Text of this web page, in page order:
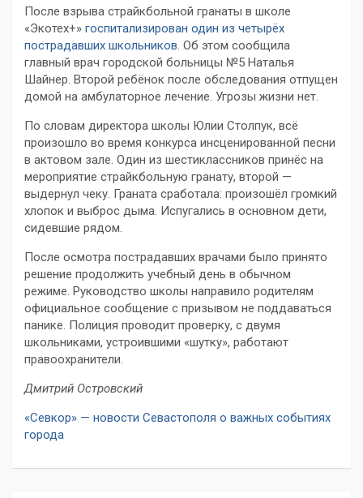
После взрыва страйкбольной гранаты в школе
«Экотех+» госпитализирован один из четырёх
пострадавших школьников. Об этом сообщила
главный врач городской больницы №5 Наталья
Шайнер. Второй ребёнок после обследования отпущен
домой на амбулаторное лечение. Угрозы жизни нет.
По словам директора школы Юлии Столпук, всё
произошло во время конкурса инсценированной песни
в актовом зале. Один из шестиклассников принёс на
мероприятие страйкбольную гранату, второй —
выдернул чеку. Граната сработала: произошёл громкий
хлопок и выброс дыма. Испугались в основном дети,
сидевшие рядом.
После осмотра пострадавших врачами было принято
решение продолжить учебный день в обычном
режиме. Руководство школы направило родителям
официальное сообщение с призывом не поддаваться
панике. Полиция проводит проверку, с двумя
школьниками, устроившими «шутку», работают
правоохранители.
Дмитрий Островский
«Севкор» — новости Севастополя о важных событиях
города